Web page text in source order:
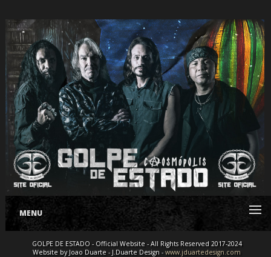
MENU
GOLPE DE ESTADO - Official Website - All Rights Reserved 2017-2024
Website by Joao Duarte - J.Duarte Design -www.jduartedesign.com